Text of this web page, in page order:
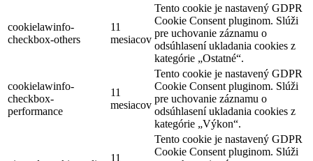
cookielawinfo-
checkbox-others
11
mesiacov
Tento cookie je nastavený GDPR
Cookie Consent pluginom. Slúži
pre uchovanie záznamu o
odsúhlasení ukladania cookies z
kategórie „Ostatné“.
cookielawinfo-
checkbox-
performance
11
mesiacov
Tento cookie je nastavený GDPR
Cookie Consent pluginom. Slúži
pre uchovanie záznamu o
odsúhlasení ukladania cookies z
kategórie „Výkon“.
11
Tento cookie je nastavený GDPR
Cookie Consent pluginom. Slúži